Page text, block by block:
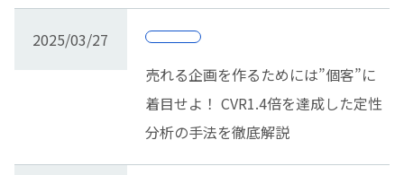
2025/03/27
売れる企画を作るためには”個客”に
着目せよ！ CVR1.4倍を達成した定性
分析の手法を徹底解説